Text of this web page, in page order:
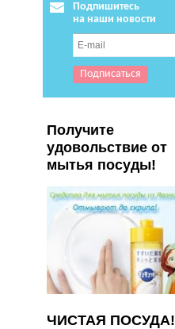
Подпишитесь
на наши новости
Получите
удовольствие от
мытья посуды!
ЧИСТАЯ ПОСУДА!